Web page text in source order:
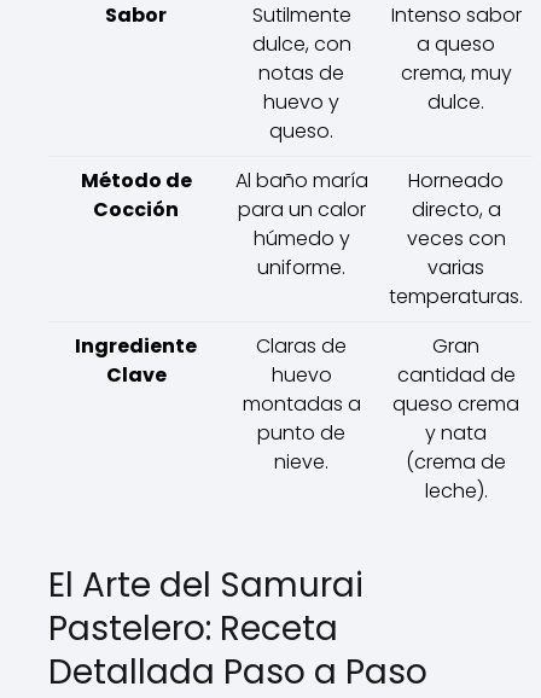
Sabor
Sutilmente
dulce, con
notas de
huevo y
queso.
Intenso sabor
a queso
crema, muy
dulce.
Método de
Cocción
Al baño maría
para un calor
húmedo y
uniforme.
Horneado
directo, a
veces con
varias
temperaturas.
Ingrediente
Clave
Claras de
huevo
montadas a
punto de
nieve.
Gran
cantidad de
queso crema
y nata
(crema de
leche).
El Arte del Samurai
Pastelero: Receta
Detallada Paso a Paso